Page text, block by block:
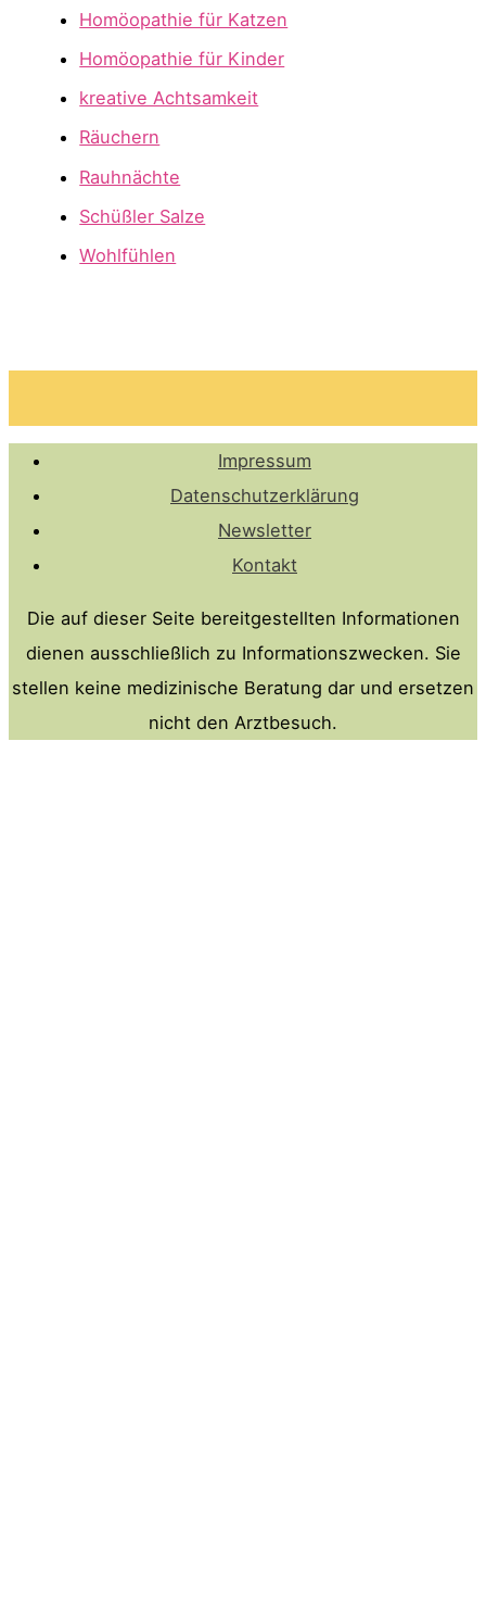
Homöopathie für Katzen
Homöopathie für Kinder
kreative Achtsamkeit
Räuchern
Rauhnächte
Schüßler Salze
Wohlfühlen
Impressum
Datenschutzerklärung
Newsletter
Kontakt
Die auf dieser Seite bereitgestellten Informationen
dienen ausschließlich zu Informationszwecken. Sie
stellen keine medizinische Beratung dar und ersetzen
nicht den Arztbesuch.